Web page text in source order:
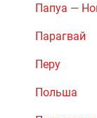
Папуа —
Парагвай
Перу
Польша